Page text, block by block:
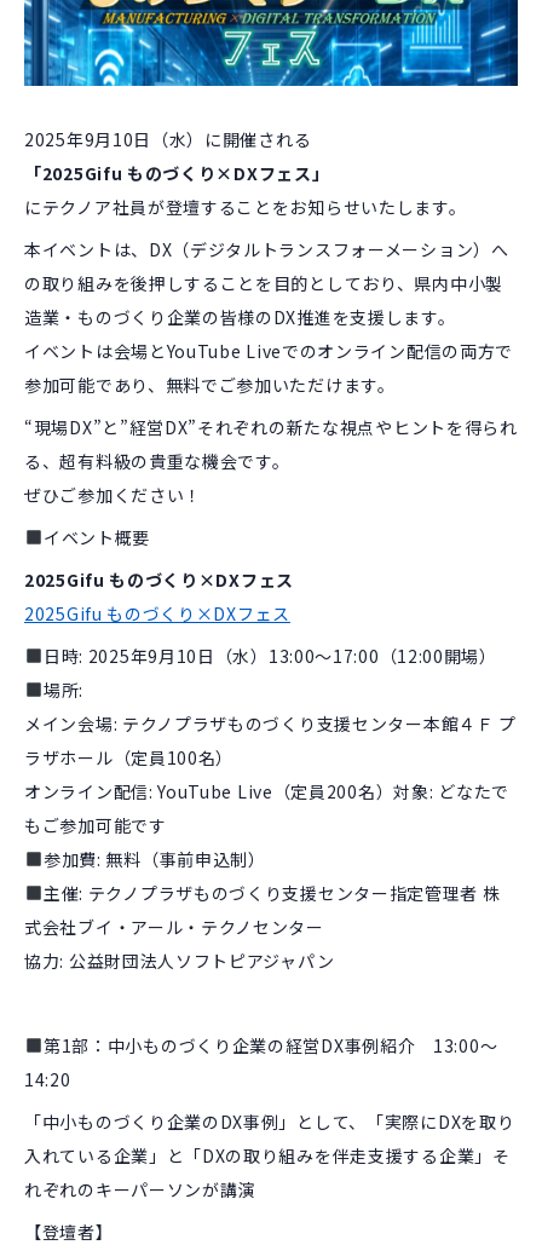
2025年9月10日（水）に開催される
「2025Gifu ものづくり×DXフェス」
にテクノア社員が登壇することをお知らせいたします。
本イベントは、DX（デジタルトランスフォーメーション）へ
の取り組みを後押しすることを目的としており、県内中小製
造業・ものづくり企業の皆様のDX推進を支援します。
イベントは会場とYouTube Liveでのオンライン配信の両方で
参加可能であり、無料でご参加いただけます。
“現場DX”と”経営DX”それぞれの新たな視点やヒントを得られ
る、超有料級の貴重な機会です。
ぜひご参加ください！
イベント概要
2025Gifu ものづくり×DXフェス
2025Gifu ものづくり×DXフェス
日時: 2025年9月10日（水）13:00～17:00（12:00開場）
場所:
メイン会場: テクノプラザものづくり支援センター本館４Ｆ プ
ラザホール（定員100名）
オンライン配信: YouTube Live（定員200名）対象: どなたで
もご参加可能です
参加費: 無料（事前申込制）
主催: テクノプラザものづくり支援センター指定管理者 株
式会社ブイ・アール・テクノセンター
協力: 公益財団法人ソフトピアジャパン
第1部：中小ものづくり企業の経営DX事例紹介 13:00～
14:20
「中小ものづくり企業のDX事例」として、「実際にDXを取り
入れている企業」と「DXの取り組みを伴走支援する企業」そ
れぞれのキーパーソンが講演
【登壇者】